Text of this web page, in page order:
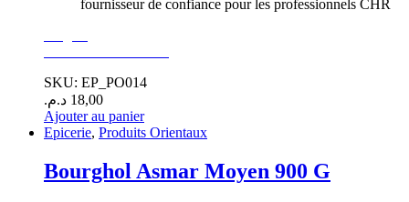
fournisseur de confiance pour les professionnels CHR
SKU: EP_PO014
18,00 د.م.
Ajouter au panier
Epicerie, Produits Orientaux
Bourghol Asmar Moyen 900 G